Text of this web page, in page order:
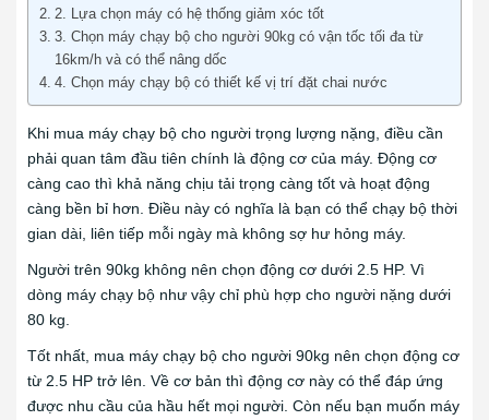
2. Lựa chọn máy có hệ thống giảm xóc tốt
3. Chọn máy chạy bộ cho người 90kg có vận tốc tối đa từ
16km/h và có thể nâng dốc
4. Chọn máy chạy bộ có thiết kế vị trí đặt chai nước
Khi mua máy chạy bộ cho người trọng lượng nặng, điều cần
phải quan tâm đầu tiên chính là động cơ của máy. Động cơ
càng cao thì khả năng chịu tải trọng càng tốt và hoạt động
càng bền bỉ hơn. Điều này có nghĩa là bạn có thể chạy bộ thời
gian dài, liên tiếp mỗi ngày mà không sợ hư hỏng máy.
Người trên 90kg không nên chọn động cơ dưới 2.5 HP. Vì
dòng máy chạy bộ như vậy chỉ phù hợp cho người nặng dưới
80 kg.
Tốt nhất, mua máy chạy bộ cho người 90kg nên chọn động cơ
từ 2.5 HP trở lên. Về cơ bản thì động cơ này có thể đáp ứng
được nhu cầu của hầu hết mọi người. Còn nếu bạn muốn máy